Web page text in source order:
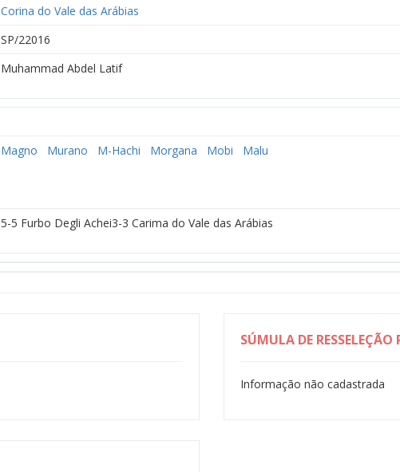
Corina do Vale das Arábias
SP/22016
Muhammad Abdel Latif
Magno Murano M-Hachi Morgana Mobi Malu
5-5 Furbo Degli Achei3-3 Carima do Vale das Arábias
SÚMULA DE
Informação não cadastrada